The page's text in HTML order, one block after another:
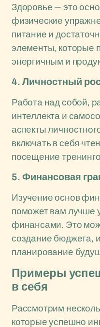
Здоровье — это
физические
питание и
элементы, которые
энергичным и
4. Личностный
Работа над собой,
интеллекта и
аспекты
включать в себя
посещение
5. Финансовая
Изучение основ
поможет вам лучше
финансами. Это
создание бюджета,
планирование
Примеры
в себя
Рассмотрим
которые успешно